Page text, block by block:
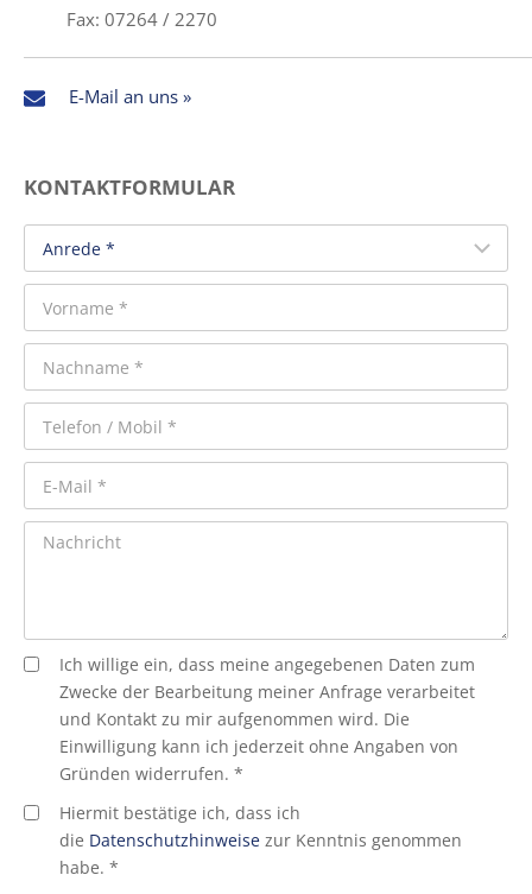
Fax: 07264 / 2270
E-Mail an uns »
KONTAKTFORMULAR
Ich willige ein, dass meine angegebenen Daten zum
Zwecke der Bearbeitung meiner Anfrage verarbeitet
und Kontakt zu mir aufgenommen wird. Die
Einwilligung kann ich jederzeit ohne Angaben von
Gründen widerrufen. *
Hiermit bestätige ich, dass ich
die Datenschutzhinweise zur Kenntnis genommen
habe. *